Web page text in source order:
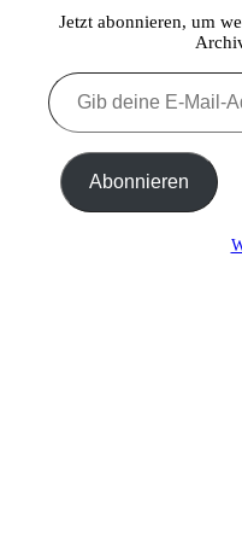
Jetzt abonnieren, um
Gib
deine
E-
Adresse
ein ... Abonnieren